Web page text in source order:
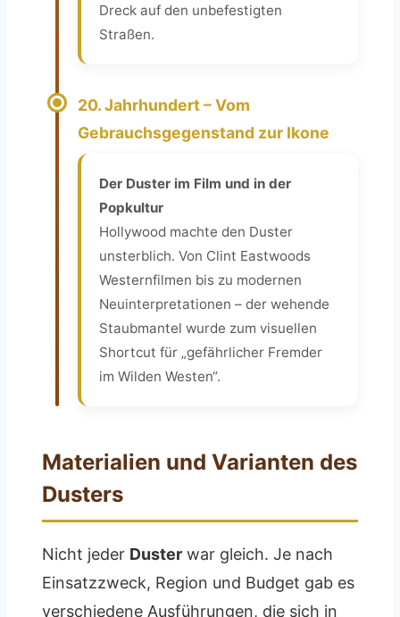
Dreck auf den unbefestigten
Straßen.
20. Jahrhundert – Vom
Gebrauchsgegenstand zur Ikone
Der Duster im Film und in der
Popkultur
Hollywood machte den Duster
unsterblich. Von Clint Eastwoods
Westernfilmen bis zu modernen
Neuinterpretationen – der wehende
Staubmantel wurde zum visuellen
Shortcut für „gefährlicher Fremder
im Wilden Westen“.
Materialien und Varianten des
Dusters
Nicht jeder Duster war gleich. Je nach
Einsatzzweck, Region und Budget gab es
verschiedene Ausführungen, die sich in